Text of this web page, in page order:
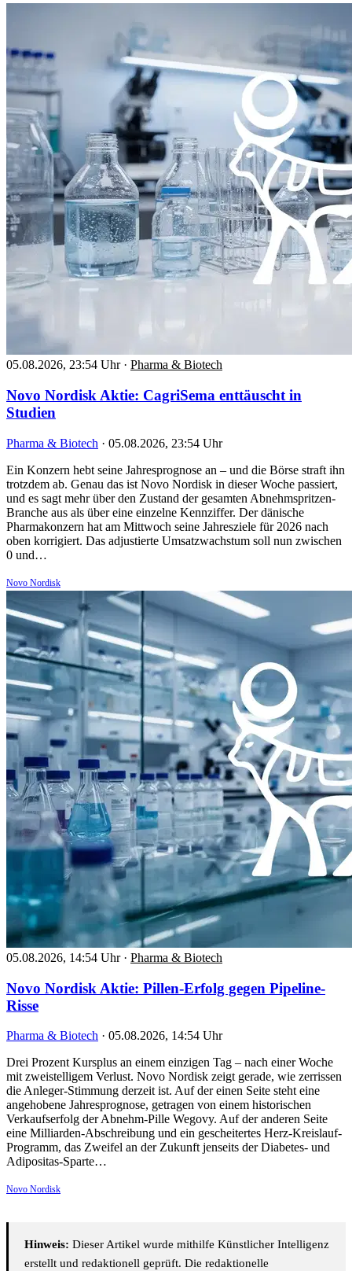
05.08.2026, 23:54 Uhr · Pharma & Biotech
Novo Nordisk Aktie: CagriSema enttäuscht in
Studien
Pharma & Biotech · 05.08.2026, 23:54 Uhr
Ein Konzern hebt seine Jahresprognose an – und die Börse straft ihn
trotzdem ab. Genau das ist Novo Nordisk in dieser Woche passiert,
und es sagt mehr über den Zustand der gesamten Abnehmspritzen-
Branche aus als über eine einzelne Kennziffer. Der dänische
Pharmakonzern hat am Mittwoch seine Jahresziele für 2026 nach
oben korrigiert. Das adjustierte Umsatzwachstum soll nun zwischen
0 und…
Novo Nordisk
05.08.2026, 14:54 Uhr · Pharma & Biotech
Novo Nordisk Aktie: Pillen-Erfolg gegen Pipeline-
Risse
Pharma & Biotech · 05.08.2026, 14:54 Uhr
Drei Prozent Kursplus an einem einzigen Tag – nach einer Woche
mit zweistelligem Verlust. Novo Nordisk zeigt gerade, wie zerrissen
die Anleger-Stimmung derzeit ist. Auf der einen Seite steht eine
angehobene Jahresprognose, getragen von einem historischen
Verkaufserfolg der Abnehm-Pille Wegovy. Auf der anderen Seite
eine Milliarden-Abschreibung und ein gescheitertes Herz-Kreislauf-
Programm, das Zweifel an der Zukunft jenseits der Diabetes- und
Adipositas-Sparte…
Novo Nordisk
Hinweis: Dieser Artikel wurde mithilfe Künstlicher Intelligenz
erstellt und redaktionell geprüft. Die redaktionelle